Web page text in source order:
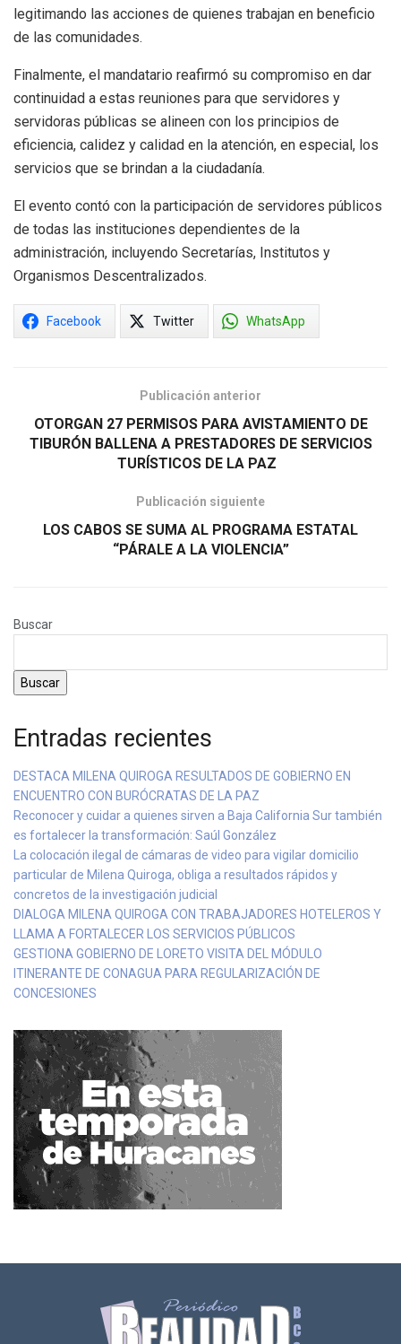
legitimando las acciones de quienes trabajan en beneficio
de las comunidades.
Finalmente, el mandatario reafirmó su compromiso en dar
continuidad a estas reuniones para que servidores y
servidoras públicas se alineen con los principios de
eficiencia, calidez y calidad en la atención, en especial, los
servicios que se brindan a la ciudadanía.
El evento contó con la participación de servidores públicos
de todas las instituciones dependientes de la
administración, incluyendo Secretarías, Institutos y
Organismos Descentralizados.
Facebook Twitter WhatsApp
Publicación anterior
OTORGAN 27 PERMISOS PARA AVISTAMIENTO DE
TIBURÓN BALLENA A PRESTADORES DE SERVICIOS
TURÍSTICOS DE LA PAZ
Publicación siguiente
LOS CABOS SE SUMA AL PROGRAMA ESTATAL
“PÁRALE A LA VIOLENCIA”
Buscar
Buscar
Entradas recientes
DESTACA MILENA QUIROGA RESULTADOS DE GOBIERNO EN
ENCUENTRO CON BURÓCRATAS DE LA PAZ
Reconocer y cuidar a quienes sirven a Baja California Sur también
es fortalecer la transformación: Saúl González
La colocación ilegal de cámaras de video para vigilar domicilio
particular de Milena Quiroga, obliga a resultados rápidos y
concretos de la investigación judicial
DIALOGA MILENA QUIROGA CON TRABAJADORES HOTELEROS Y
LLAMA A FORTALECER LOS SERVICIOS PÚBLICOS
GESTIONA GOBIERNO DE LORETO VISITA DEL MÓDULO
ITINERANTE DE CONAGUA PARA REGULARIZACIÓN DE
CONCESIONES